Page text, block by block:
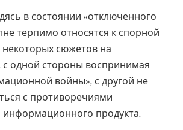
в состоянии «отключенного
терпимо относятся к спорной
некоторых сюжетов на
с одной стороны воспринимая
войны», с другой не
с противоречиями
информационного продукта.